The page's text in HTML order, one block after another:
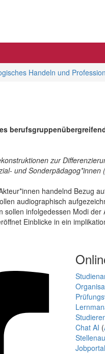
Handeln und
zur
und Sonderpädagog*innen
handelnd Bezug
audiographisch
infolgedessen Modi der
Einblicke in ein
Chat AI (